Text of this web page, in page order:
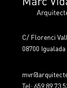
C/ Florenci
08700
Tel: 659 89 73